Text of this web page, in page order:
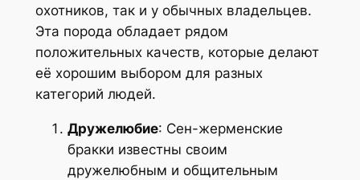
охотников, так и у обычных владельцев.
Эта порода обладает рядом
положительных качеств, которые делают
её хорошим выбором для разных
категорий людей.
Дружелюбие: Сен-жерменские
бракки известны своим
дружелюбным и общительным